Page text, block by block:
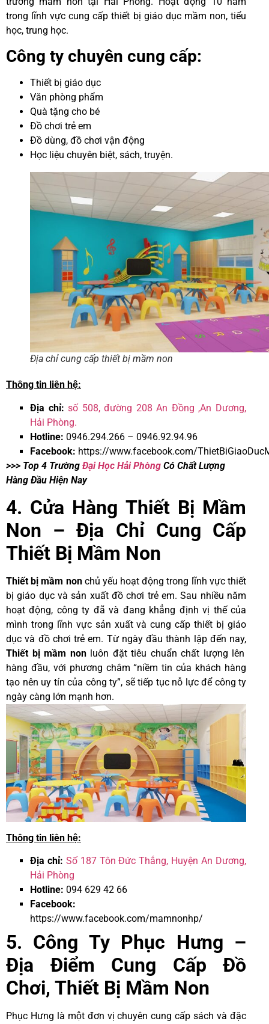
trong lĩnh vực cung cấp thiết bị giáo dục mầm non, tiểu
học, trung học.
Công ty chuyên cung cấp:
Thiết bị giáo dục
Văn phòng phẩm
Quà tặng cho bé
Đồ chơi trẻ em
Đồ dùng, đồ chơi vận động
Học liệu chuyên biệt, sách, truyện.
Địa chỉ cung cấp thiết bị mầm non
Thông tin liên hệ:
Địa chỉ: số 508, đường 208 An Đồng ,An Dương,
Hải Phòng.
Hotline: 0946.294.266 – 0946.92.94.96
Facebook: https://www.facebook.com/
>>> Top 4 Trường Đại Học Hải Phòng Có Chất Lượng
Hàng Đầu Hiện Nay
4. Cửa Hàng Thiết Bị Mầm
Non – Địa Chỉ Cung Cấp
Thiết Bị Mầm Non
Thiết bị mầm non chủ yếu hoạt động trong lĩnh vực thiết
bị giáo dục và sản xuất đồ chơi trẻ em. Sau nhiều năm
hoạt động, công ty đã và đang khẳng định vị thế của
mình trong lĩnh vực sản xuất và cung cấp thiết bị giáo
dục và đồ chơi trẻ em. Từ ngày đầu thành lập đến nay,
Thiết bị mầm nonluôn đặt tiêu chuẩn chất lượng lên
hàng đầu, với phương châm “niềm tin của khách hàng
tạo nên uy tín của công ty”, sẽ tiếp tục nỗ lực để công ty
ngày càng lớn mạnh hơn.
Thông tin liên hệ:
Địa chỉ: Số 187 Tôn Đức Thắng, Huyện An Dương,
Hải Phòng
Hotline: 094 629 42 66
Facebook:
https://www.facebook.com/mamnonhp/
5. Công Ty Phục Hưng –
Địa Điểm Cung Cấp Đồ
Chơi, Thiết Bị Mầm Non
Phục Hưng là một đơn vị chuyên cung cấp sách và đặc